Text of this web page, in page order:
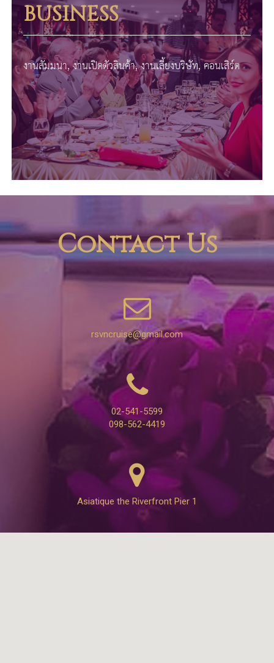
BUSINESS
งานสัมมนา, งานเปิดตัวสินค้า, งานเลี้ยงบริษัท, คอนเสิร์ต
Contact Us
rsvncruise@gmail.com
02-541-5599
098-562-4419
Asiatique the Riverfront Pier 1